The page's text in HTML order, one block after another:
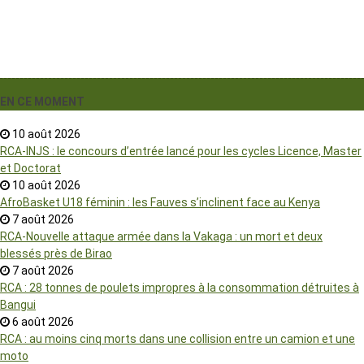
EN CE MOMENT
10 août 2026
RCA-INJS : le concours d’entrée lancé pour les cycles Licence, Master
et Doctorat
10 août 2026
AfroBasket U18 féminin : les Fauves s’inclinent face au Kenya
7 août 2026
RCA-Nouvelle attaque armée dans la Vakaga : un mort et deux
blessés près de Birao
7 août 2026
RCA : 28 tonnes de poulets impropres à la consommation détruites à
Bangui
6 août 2026
RCA : au moins cinq morts dans une collision entre un camion et une
moto